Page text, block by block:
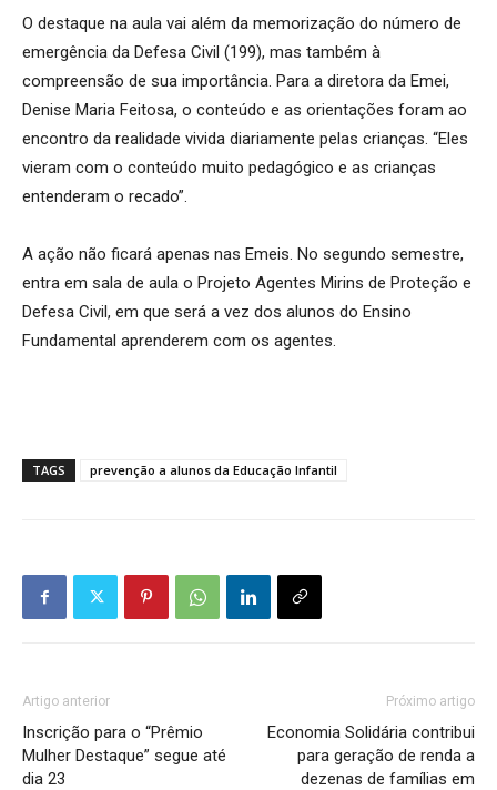
O destaque na aula vai além da memorização do número de
emergência da Defesa Civil (199), mas também à
compreensão de sua importância. Para a diretora da Emei,
Denise Maria Feitosa, o conteúdo e as orientações foram ao
encontro da realidade vivida diariamente pelas crianças. “Eles
vieram com o conteúdo muito pedagógico e as crianças
entenderam o recado”.
A ação não ficará apenas nas Emeis. No segundo semestre,
entra em sala de aula o Projeto Agentes Mirins de Proteção e
Defesa Civil, em que será a vez dos alunos do Ensino
Fundamental aprenderem com os agentes.
TAGS prevenção a alunos da Educação Infantil
Artigo anterior
Inscrição para o “Prêmio
Mulher Destaque” segue até
dia 23
Próximo artigo
Economia Solidária contribui
para geração de renda a
dezenas de famílias em